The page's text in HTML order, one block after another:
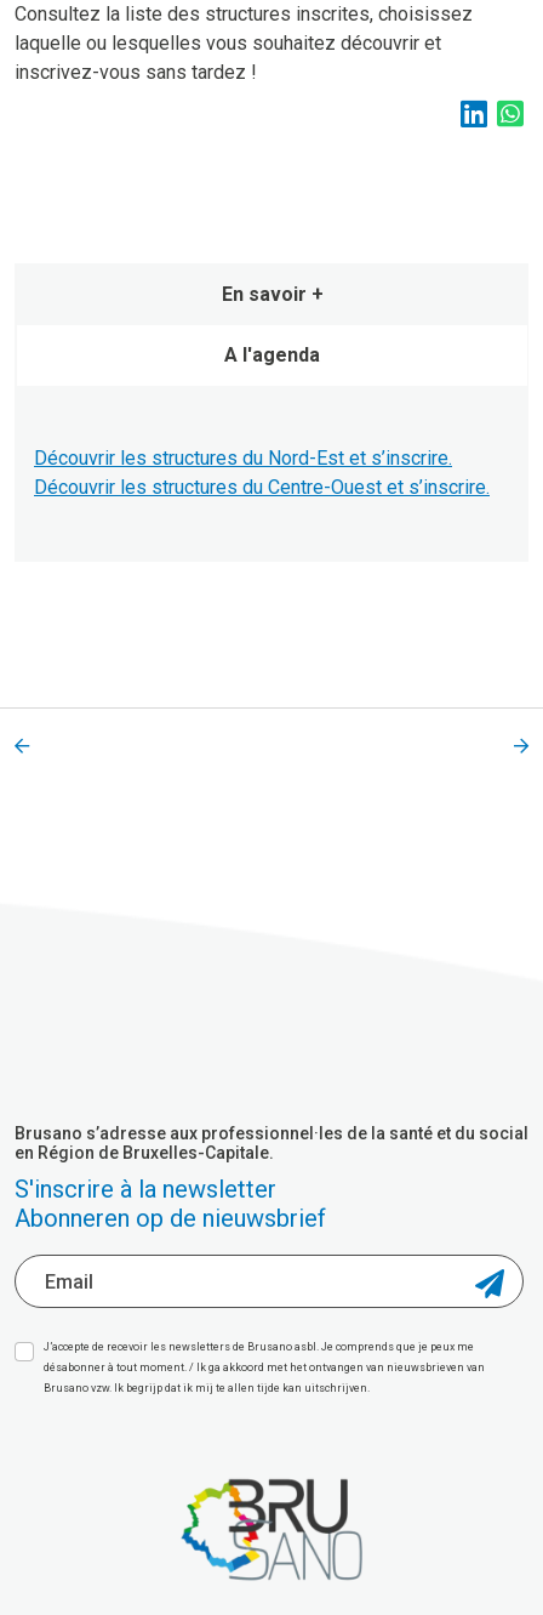
Consultez la liste des structures inscrites, choisissez
laquelle ou lesquelles vous souhaitez découvrir et
inscrivez-vous sans tardez !
En savoir +
A l'agenda
Découvrir les structures du Nord-Est et s’inscrire.
Découvrir les structures du Centre-Ouest et s’inscrire.
Brusano s’adresse aux professionnel·les de la santé et du social
en Région de Bruxelles-Capitale.
S'inscrire à la newsletter
Abonneren op de nieuwsbrief
J’accepte de recevoir les newsletters de Brusano asbl. Je comprends que je peux me
désabonner à tout moment. / Ik ga akkoord met het ontvangen van nieuwsbrieven van
Brusano vzw. Ik begrijp dat ik mij te allen tijde kan uitschrijven.